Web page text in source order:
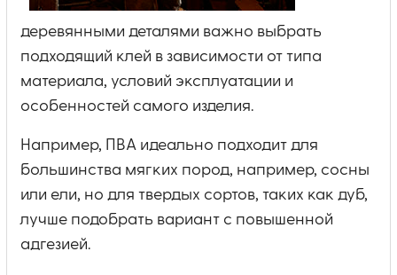
деревянными деталями важно выбрать
подходящий клей в зависимости от типа
материала, условий эксплуатации и
особенностей самого изделия.
Например, ПВА идеально подходит для
большинства мягких пород, например, сосны
или ели, но для твердых сортов, таких как дуб,
лучше подобрать вариант с повышенной
адгезией.